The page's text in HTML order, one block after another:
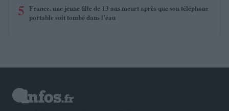
5 France, une jeune fille de 13 ans meurt après que son téléphone
portable soit tombé dans l’eau